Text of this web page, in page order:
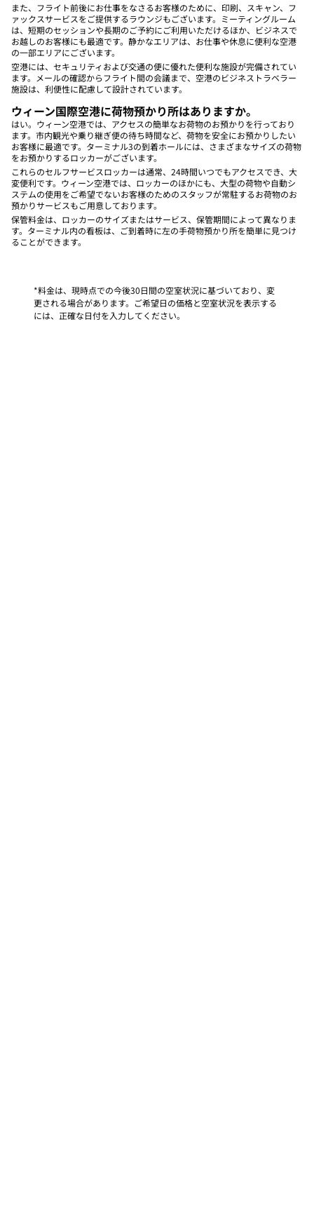
また、フライト前後にお仕事をなさるお客様のために、印刷、スキャン、フ
ァックスサービスをご提供するラウンジもございます。ミーティングルーム
は、短期のセッションや長期のご予約にご利用いただけるほか、ビジネスで
お越しのお客様にも最適です。静かなエリアは、お仕事や休息に便利な空港
の一部エリアにございます。
空港には、セキュリティおよび交通の便に優れた便利な施設が完備されてい
ます。メールの確認からフライト間の会議まで、空港のビジネストラベラー
施設は、利便性に配慮して設計されています。
ウィーン国際空港に荷物預かり所はありますか。
はい。ウィーン空港では、アクセスの簡単なお荷物のお預かりを行っており
ます。市内観光や乗り継ぎ便の待ち時間など、荷物を安全にお預かりしたい
お客様に最適です。ターミナル3の到着ホールには、さまざまなサイズの荷物
をお預かりするロッカーがございます。
これらのセルフサービスロッカーは通常、24時間いつでもアクセスでき、大
変便利です。ウィーン空港では、ロッカーのほかにも、大型の荷物や自動シ
ステムの使用をご希望でないお客様のためのスタッフが常駐するお荷物のお
預かりサービスもご用意しております。
保管料金は、ロッカーのサイズまたはサービス、保管期間によって異なりま
す。ターミナル内の看板は、ご到着時に左の手荷物預かり所を簡単に見つけ
ることができます。
*料金は、現時点での今後30日間の空室状況に基づいており、変
更される場合があります。ご希望日の価格と空室状況を表示する
には、正確な日付を入力してください。